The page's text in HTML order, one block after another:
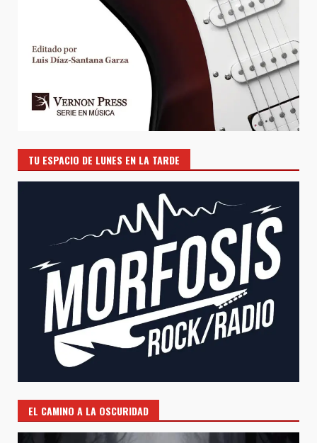
TU ESPACIO DE LUNES EN LA TARDE
EL CAMINO A LA OSCURIDAD